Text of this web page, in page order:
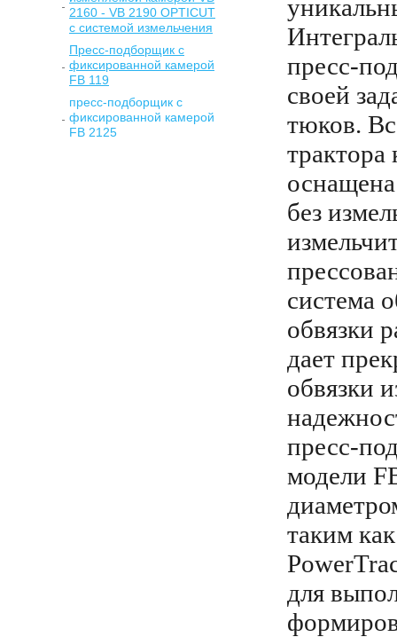
2160 - VB 2190 OPTICUT
с системой измельчения
Пресс-подборщик с
фиксированной камерой
FB 119
пресс-подборщик с
фиксированной камерой
FB 2125
пресс-
своей
тюков.
без
система
обвязки
дает
обвязки
пресс-
модели
таким
для